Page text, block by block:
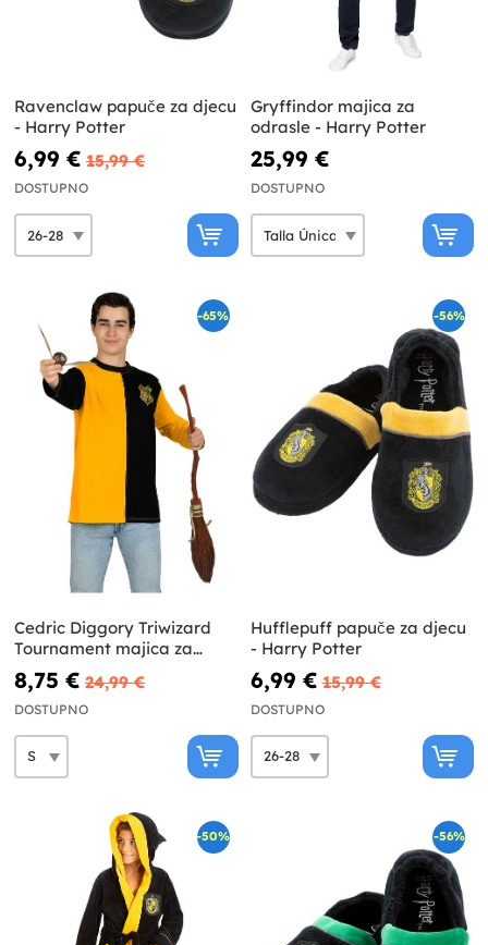
Ravenclaw papuče za djecu
- Harry Potter
6,99 € 15,99 €
DOSTUPNO
Gryffindor majica za
odrasle - Harry Potter
25,99 €
DOSTUPNO
-65%
Cedric Diggory Triwizard
Tournament majica za
odrasle Harry Potter
8,75 € 24,99 €
DOSTUPNO
-56%
Hufflepuff papuče za djecu
- Harry Potter
6,99 € 15,99 €
DOSTUPNO
-50% -56%